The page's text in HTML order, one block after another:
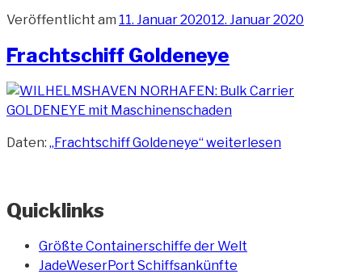
Veröffentlicht am 11. Januar 202012. Januar 2020
Frachtschiff Goldeneye
Daten: „Frachtschiff Goldeneye“weiterlesen
Quicklinks
Größte Containerschiffe der Welt
JadeWeserPort Schiffsankünfte